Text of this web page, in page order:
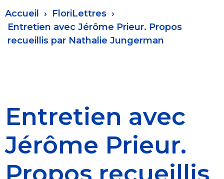
Fil
d'Ariane
Accueil
FloriLettres
Entretien avec Jérôme Prieur. Propos
recueillis par Nathalie Jungerman
Entretien avec
Jérôme Prieur.